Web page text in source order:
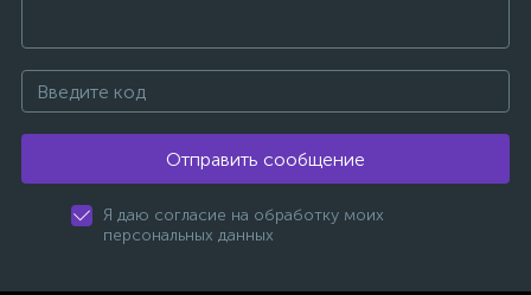
Отправить сообщение
Я даю согласие на обработку моих
персональных данных